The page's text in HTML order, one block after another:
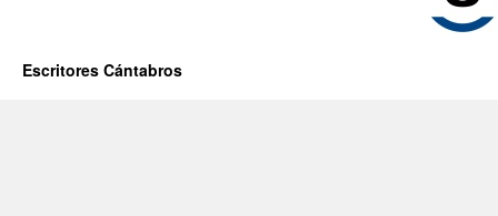
Escritores Cántabros